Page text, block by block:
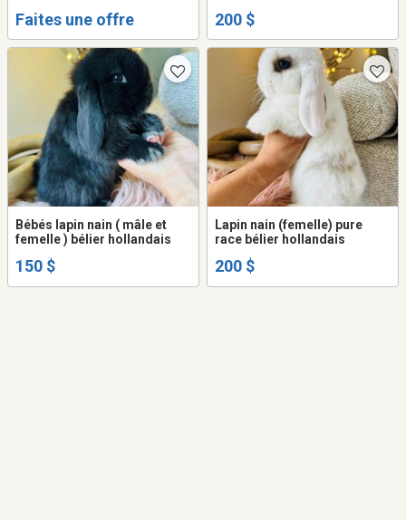
Faites une offre 200 $
Bébés lapin nain ( mâle et
femelle ) bélier hollandais
150 $
Lapin nain (femelle) pure
race bélier hollandais
200 $